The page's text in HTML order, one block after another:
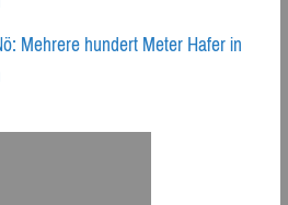
Mehrere hundert Meter Hafer in